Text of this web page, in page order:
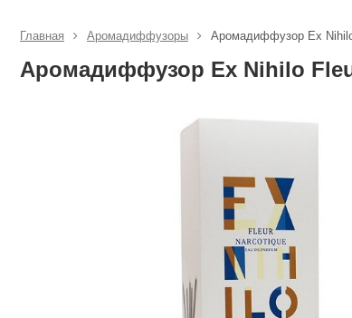
Главная Аромадиффузоры Аромадиффузор Ex
Аромадиффузор Ex Nihilo